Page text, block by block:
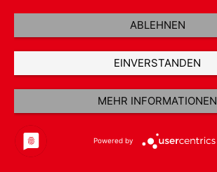
ABLEHNEN
EINVERSTANDEN
MEHR INFORMATIONEN
Powered by